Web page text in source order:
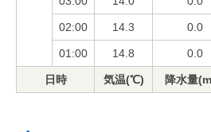
02:00 14.3 0.0
01:00 14.8 0.0
日時 気温(℃) 降水量